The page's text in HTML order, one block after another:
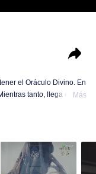
el Oráculo Divino. En
tanto, llega el
Señor Demonio y Ye
Más